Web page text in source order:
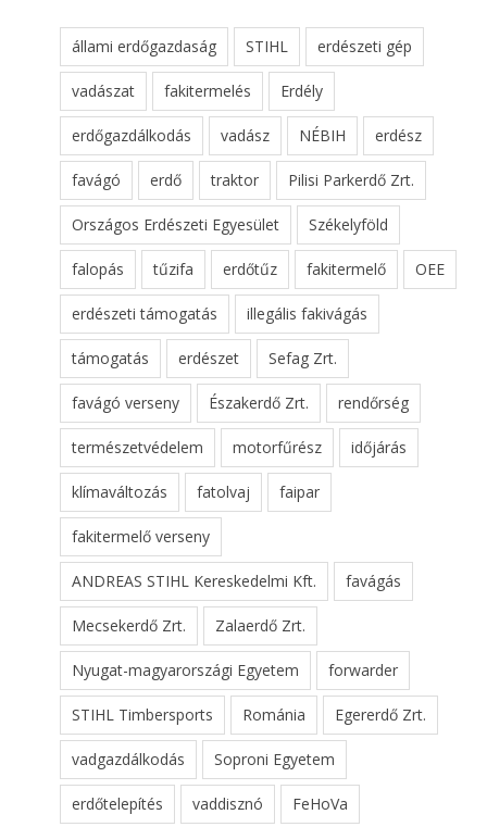
állami erdőgazdaság STIHL erdészeti gép
vadászat fakitermelés Erdély
erdőgazdálkodás vadász NÉBIH erdész
favágó erdő traktor Pilisi Parkerdő Zrt.
Országos Erdészeti Egyesület Székelyföld
falopás tűzifa erdőtűz fakitermelő OEE
erdészeti támogatás illegális fakivágás
támogatás erdészet Sefag Zrt.
favágó verseny Északerdő Zrt. rendőrség
természetvédelem motorfűrész időjárás
klímaváltozás fatolvaj faipar
fakitermelő verseny
ANDREAS STIHL Kereskedelmi Kft. favágás
Mecsekerdő Zrt. Zalaerdő Zrt.
Nyugat-magyarországi Egyetem forwarder
STIHL Timbersports Románia Egererdő Zrt.
vadgazdálkodás Soproni Egyetem
erdőtelepítés vaddisznó FeHoVa